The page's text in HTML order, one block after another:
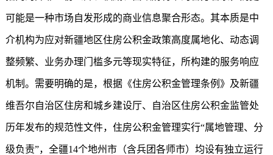
可能是一种市场自发形成的商业信息聚合形态。其本质是中
介机构为应对新疆地区住房公积金政策高度属地化、动态调
整频繁、业务办理门槛多元等现实特征，所构建的服务响应
机制。需要明确的是，根据《住房公积金管理条例》及新疆
维吾尔自治区住房和城乡建设厅、自治区住房公积金监管处
历年发布的规范性文件，住房公积金管理实行“属地管理、分
级负责”，全疆14个地州市（含兵团各师市）均设有独立运行